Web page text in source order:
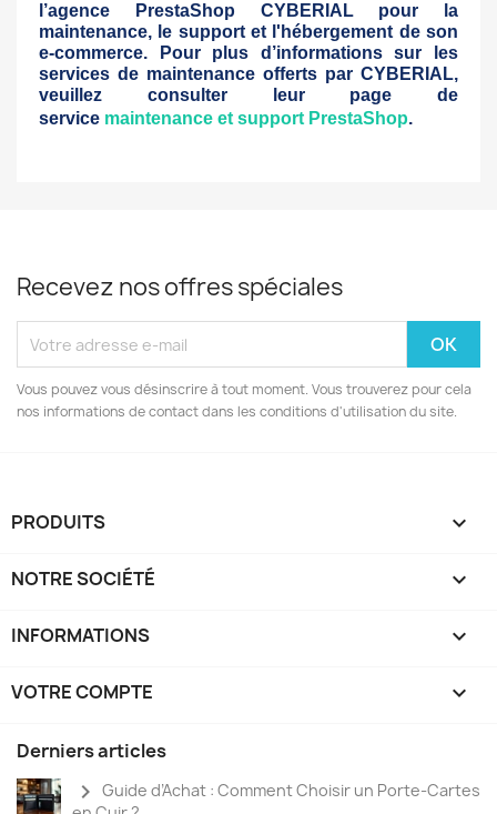
l’agence PrestaShop CYBERIAL pour la
maintenance, le support et l'hébergement de son
e-commerce. Pour plus d’informations sur les
services de maintenance offerts par CYBERIAL,
veuillez consulter leur page de
service maintenance et support PrestaShop.
Recevez nos offres spéciales
Vous pouvez vous désinscrire à tout moment. Vous trouverez pour cela
nos informations de contact dans les conditions d'utilisation du site.
PRODUITS 
NOTRE SOCIÉTÉ 
INFORMATIONS 
VOTRE COMPTE 
Derniers articles
chevron_right Guide d’Achat : Comment Choisir un Porte-Cartes